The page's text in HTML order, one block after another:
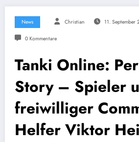
News Christian 11. September
0 Kommentare
Tanki Online:
Story – Spieler
freiwilliger
Helfer Viktor